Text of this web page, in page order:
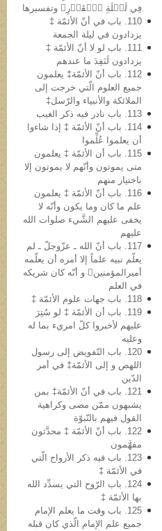
فِي لَيۡلَةِ ٱلۡقَدۡرِ﴾ وتفسیرها
110. باب في أنّ الأئمّة ‡
یزدادون في لیلة الجمعة
111. باب لو لا أنّ الأئمّة ‡
یزدادون لَنَفِدَ ما عندهم
112. باب أنّ الأئمّة‡ یعلمون
جمیع العلوم الّتي خرجت إلى
الملائکة والأنبیاء والرّسل‡
113. باب نادر فیه ذکر الغیب
114. باب أنّ الأئمّة ‡ إذا شاءوا
أن یعلموا عُلِّموا
115. باب أن الأئمّة ‡ یعلمون
متی یموتون وأنّهم لا یموتون إلا
باختیار منهم
116. باب أنّ الأئمّة ‡ یعلمون
علم ما کان وما یکون وأنّه لا
یخفی علیهم الشَّيء صلوات الله
علیهم
117. باب أنّ الله ـ عزّوجلّ ـ لم
یعلّم نبیه علماً إلا أمره أن یعلّمه
أمیرالمؤمنین و أنّه کان شریکه
في العلم
118. باب جهات علوم الأئمّة ‡
119. باب أن الأئمّة ‡ لو سُتِرَ
علیهم لأخبروا کلّ امريء بما له
وعلیه
120. باب التّفویض إلی رسول
اللهص و إلی الأئمّة‡ في أمر
الدّین
121. باب في أنّ الأئمّة‡ بمن
یشبهون ممّن مضی وکراهیة
القول فیهم بالنّبوّة
122. باب أنّ الأئمّة ‡ محدَّثون
مفهَّمون
123. باب فیه ذکر الأرواح الّتي
في الأئمّة ‡
124. باب الرّوح التي یسدِّد الله
بها الأئمّة ‡
125. باب وقت ما یعلم الإمام
جمیع علم الإمام الّذي کان قبله